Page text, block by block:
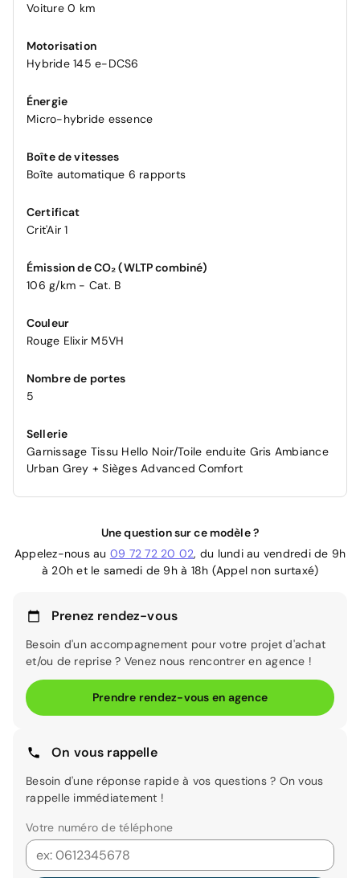
Voiture 0 km
Motorisation
Hybride 145 e-DCS6
Énergie
Micro-hybride essence
Boîte de vitesses
Boîte automatique 6 rapports
Certificat
Crit'Air 1
Émission de CO₂ (WLTP combiné)
106 g/km - Cat. B
Couleur
Rouge Elixir M5VH
Nombre de portes
5
Sellerie
Garnissage Tissu Hello Noir/Toile enduite Gris Ambiance
Urban Grey + Sièges Advanced Comfort
Une question sur ce modèle ?
Appelez-nous au 09 72 72 20 02, du lundi au vendredi de 9h
à 20h et le samedi de 9h à 18h (Appel non surtaxé)
Prenez rendez-vous
Besoin d'un accompagnement pour votre projet d'achat
et/ou de reprise ? Venez nous rencontrer en agence !
Prendre rendez-vous en agence
On vous rappelle
Besoin d'une réponse rapide à vos questions ? On vous
rappelle immédiatement !
Votre numéro de téléphone